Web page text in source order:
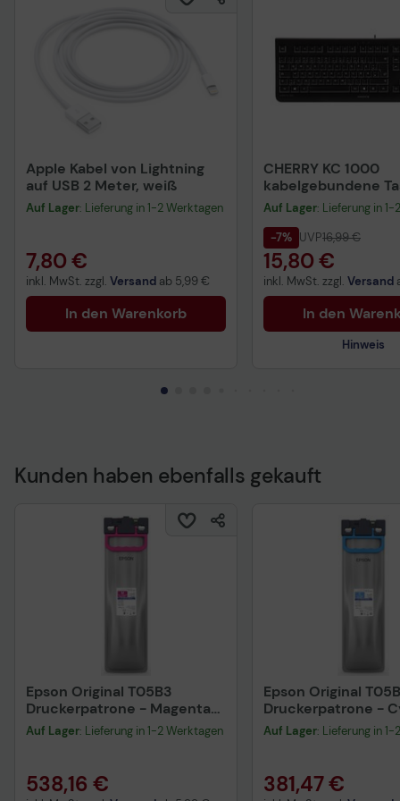
Apple Kabel von Lightning
auf USB 2 Meter, weiß
Auf Lager: Lieferung in 1-2 Werktagen
7,80 €
inkl. MwSt. zzgl. Versand ab 5,99 €
In den Warenkorb
CHERRY KC 1000
kabelgebundene
QWERTZ DE -
Auf Lager: Lieferung in
-7% UVP16,99 €
15,80 €
inkl. MwSt. zzgl. Versand
In den
Hinweis
Technisches
Kunden haben ebenfalls gekauft
Epson Original T05B3
Druckerpatrone - Magenta
C13T05B34N
Auf Lager: Lieferung in 1-2 Werktagen
538,16 €
Epson Original
Druckerpatrone -
C13T05B24N
Auf Lager: Lieferung in
381,47 €